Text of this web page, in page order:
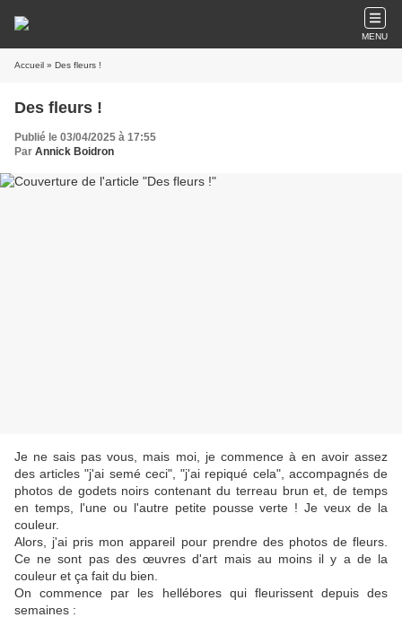
MENU
Accueil » Des fleurs !
Des fleurs !
Publié le 03/04/2025 à 17:55
Par Annick Boidron
Je ne sais pas vous, mais moi, je commence à en avoir assez
des articles "j'ai semé ceci", "j'ai repiqué cela", accompagnés de
photos de godets noirs contenant du terreau brun et, de temps
en temps, l'une ou l'autre petite pousse verte ! Je veux de la
couleur.
Alors, j'ai pris mon appareil pour prendre des photos de fleurs.
Ce ne sont pas desœuvres d'art mais au moins il y a de la
couleur et ça fait du bien.
On commence par les hellébores qui fleurissent depuis des
semaines :